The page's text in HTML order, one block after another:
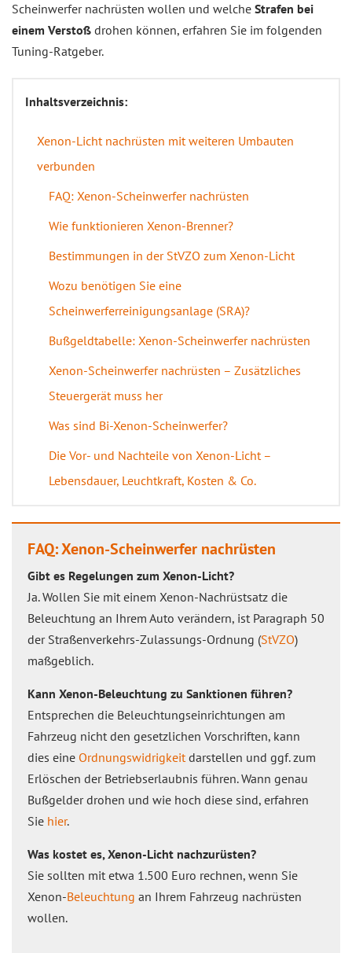
Scheinwerfer nachrüsten wollen und welche Strafen bei
einem Verstoß drohen können, erfahren Sie im folgenden
Tuning-Ratgeber.
Inhaltsverzeichnis:
Xenon-Licht nachrüsten mit weiteren Umbauten
verbunden
FAQ: Xenon-Scheinwerfer nachrüsten
Wie funktionieren Xenon-Brenner?
Bestimmungen in der StVZO zum Xenon-Licht
Wozu benötigen Sie eine
Scheinwerferreinigungsanlage (SRA)?
Bußgeldtabelle: Xenon-Scheinwerfer nachrüsten
Xenon-Scheinwerfer nachrüsten – Zusätzliches
Steuergerät muss her
Was sind Bi-Xenon-Scheinwerfer?
Die Vor- und Nachteile von Xenon-Licht –
Lebensdauer, Leuchtkraft, Kosten & Co.
FAQ: Xenon-Scheinwerfer nachrüsten
Gibt es Regelungen zum Xenon-Licht?
Ja. Wollen Sie mit einem Xenon-Nachrüstsatz die
Beleuchtung an Ihrem Auto verändern, ist Paragraph 50
der Straßenverkehrs-Zulassungs-Ordnung (StVZO)
maßgeblich.
Kann Xenon-Beleuchtung zu Sanktionen führen?
Entsprechen die Beleuchtungseinrichtungen am
Fahrzeug nicht den gesetzlichen Vorschriften, kann
dies eine Ordnungswidrigkeitdarstellen und ggf. zum
Erlöschen der Betriebserlaubnis führen. Wann genau
Bußgelder drohen und wie hoch diese sind, erfahren
Sie hier.
Was kostet es, Xenon-Licht nachzurüsten?
Sie sollten mit etwa 1.500 Euro rechnen, wenn Sie
Xenon-Beleuchtung an Ihrem Fahrzeug nachrüsten
wollen.